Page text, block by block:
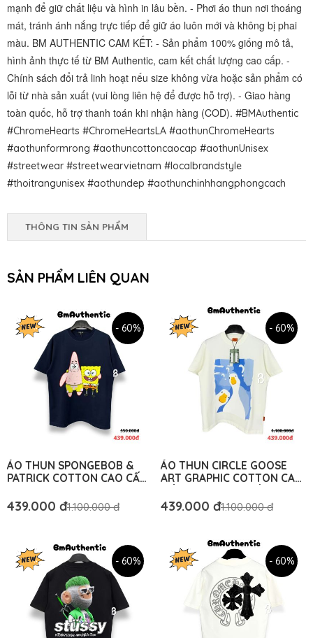
mạnh để giữ chất liệu và hình in lâu bền. - Phơi áo thun nơi thoáng
mát, tránh ánh nắng trực tiếp để giữ áo luôn mới và không bị phai
màu. BM AUTHENTIC CAM KẾT: - Sản phẩm 100% giống mô tả,
hình ảnh thực tế từ BM Authentic, cam kết chất lượng cao cấp. -
Chính sách đổi trả linh hoạt nếu size không vừa hoặc sản phẩm có
lỗi từ nhà sản xuất (vui lòng liên hệ để được hỗ trợ). - Giao hàng
toàn quốc, hỗ trợ thanh toán khi nhận hàng (COD). #BMAuthentic
#ChromeHearts #ChromeHeartsLA #aothunChromeHearts
#aothunformrong #aothuncottoncaocap #aothunUnisex
#streetwear #streetwearvietnam #localbrandstyle
#thoitrangunisex #aothundep #aothunchinhhangphongcach
THÔNG TIN SẢN PHẨM
SẢN PHẨM LIÊN QUAN
- 60%
ÁO THUN SPONGEBOB &
PATRICK COTTON CAO CẤP
AUTHENTIC
439.000 đ1.100.000 đ
- 60%
ÁO THUN CIRCLE GOOSE
ART GRAPHIC COTTON CAO
TRẮNG – BM AUTHENTIC
439.000 đ1.100.000 đ
- 60% - 60%